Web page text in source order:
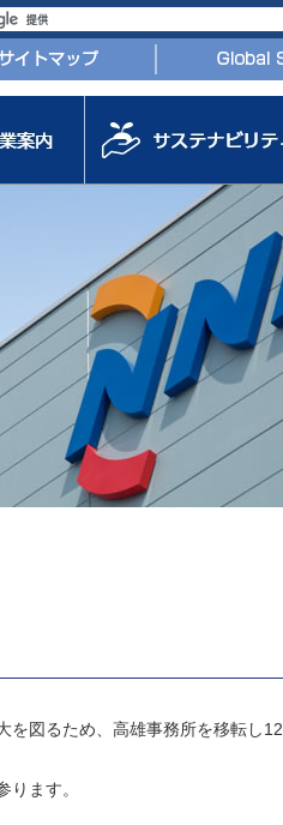
を図るため、高雄事務所を移転し12
ます。